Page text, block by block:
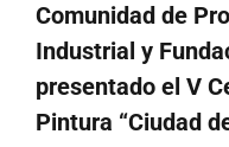
Comunidad de
Industrial y
presentado el V
Pintura “Ciudad